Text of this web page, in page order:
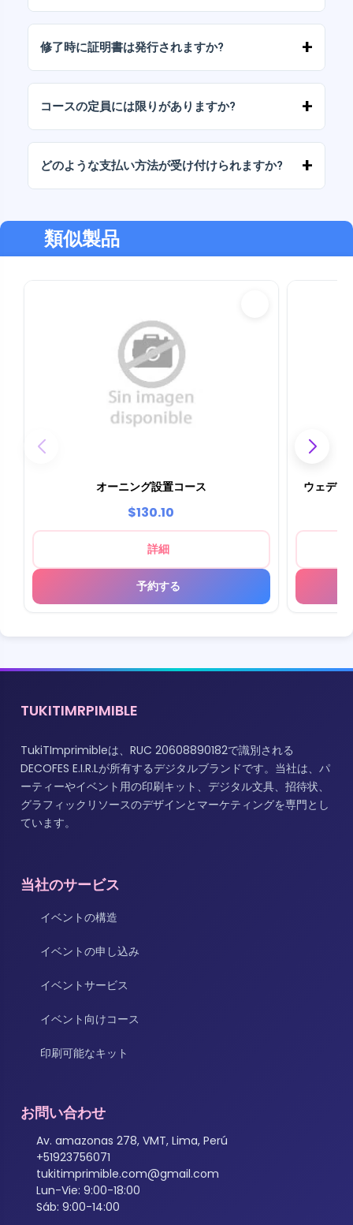
のアクセスが含まれます。
修了時に証明書は発行されますか?
コースの定員には限りがありますか?
す。
どのような支払い方法が受け付けられますか?
る支払い方法に対応しています。
類似製品
オーニング設置コース
$130.10
詳細
予約する
ウェディ
TUKITIMRPIMIBLE
TukiTImprimibleは、RUC 20608890182で識別される
DECOFES E.I.R.Lが所有するデジタルブランドです。当社は、パ
ーティーやイベント用の印刷キット、デジタル文具、招待状、
グラフィックリソースのデザインとマーケティングを専門とし
ています。
当社のサービス
イベントの構造
イベントの申し込み
イベントサービス
イベント向けコース
印刷可能なキット
お問い合わせ
Av. amazonas 278, VMT, Lima, Perú
+51923756071
tukitimprimible.com@gmail.com
Lun-Vie: 9:00-18:00
Sáb: 9:00-14:00